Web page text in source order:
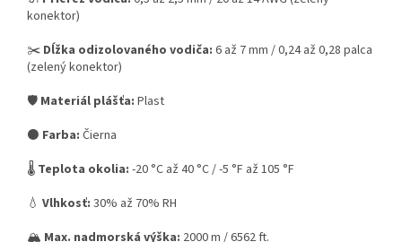
konektor)
✂️ Dĺžka odizolovaného vodiča: 6 až 7 mm / 0,24 až 0,28 palca
(zelený konektor)
🛡️ Materiál plášťa: Plast
⚫ Farba: Čierna
🌡️ Teplota okolia: -20 °C až 40 °C / -5 °F až 105 °F
💧 Vlhkosť: 30% až 70% RH
🏔️ Max. nadmorská výška: 2000 m / 6562 ft.